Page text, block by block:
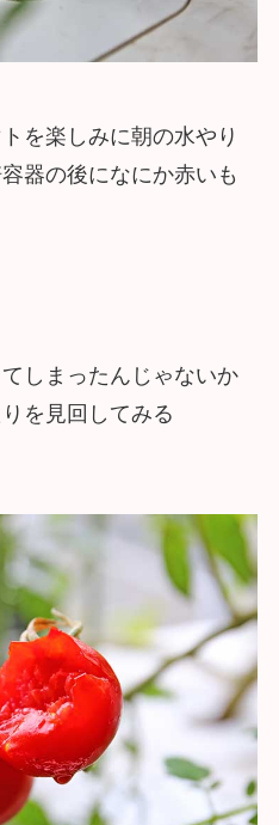
を楽しみに朝の水やり
器の後になにか赤いも
しまったんじゃないか
を見回してみる